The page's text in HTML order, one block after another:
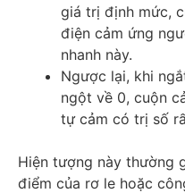
giá trị định mức,
điện cảm ứng
nhanh này.
Ngược lại, khi
ngột về 0, cuộn
tự cảm có trị số
Hiện tượng này thường
điểm của rơ le hoặc